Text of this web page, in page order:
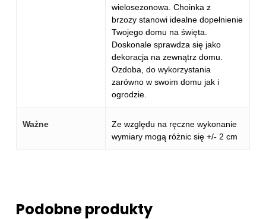
wielosezonowa. Choinka z
brzozy stanowi idealne dopełnienie
Twojego domu na święta.
Doskonale sprawdza się jako
dekoracja na zewnątrz domu.
Ozdoba, do wykorzystania
zarówno w swoim domu jak i
ogrodzie.
Ważne
Ze względu na ręczne wykonanie
wymiary mogą różnic się +/- 2 cm
Podobne produkty